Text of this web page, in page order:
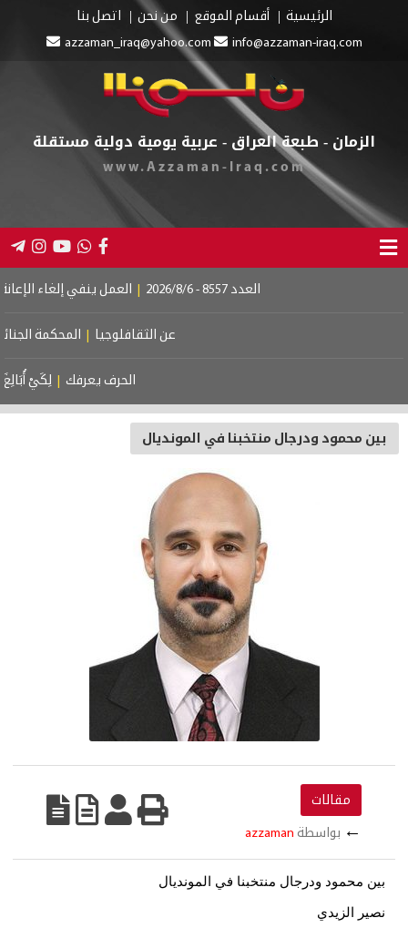
الرئيسية أقسام الموقع من نحن
اتصل بنا
azzaman_iraq@yahoo.com
info@azzaman-iraq.com
الزمان - طبعة العراق - عربية يومية دولية مستقلة
www.Azzaman-Iraq.com
العدد 8557 - 2026/8/6 | العمل ينفي إلغاء الإعانة
عن الثقافلوجيا | المحكمة الجنائية
الحرف يعرفك | لِكَيْ أُبَالِغَ
بين محمود ودرجال منتخبنا في المونديال
مقالات
← بواسطة azzaman
بين محمود ودرجال منتخبنا في المونديال
نصير الزيدي